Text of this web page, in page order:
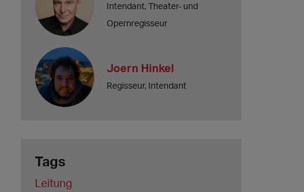
Intendant, Theater- und
Opernregisseur
Joern Hinkel
Regisseur, Intendant
Tags
Leitung